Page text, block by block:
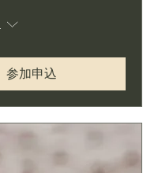
参加申込